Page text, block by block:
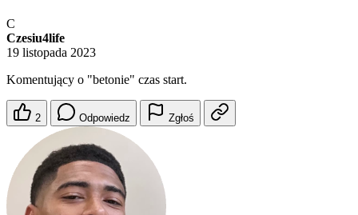
C
Czesiu4life
19 listopada 2023
Komentujący o "betonie" czas start.
2 Odpowiedz Zgłoś